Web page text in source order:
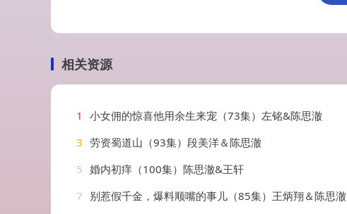
相关资源
1 小女佣的惊喜他用余生来宠（73集）左铭&陈思澈
3 劳资蜀道山（93集）段美洋＆陈思澈
5 婚内初痒（100集）陈思澈&王轩
7 别惹假千金，爆料顺嘴的事儿（85集）王炳翔＆陈思澈